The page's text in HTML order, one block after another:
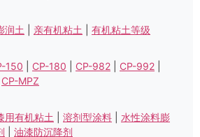
润土 亲有机粘土
有机粘土等级
150 CP-180 CP-982 CP-992
CP-MPZ
用有机粘土 溶剂型涂料
水性涂料膨
油漆防沉降剂